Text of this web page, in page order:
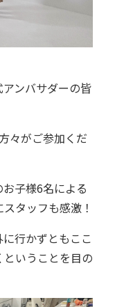
ンバサダーの皆
々がご参加くだ
子様6名による
タッフも感激！
行かずともここ
いうことを目の